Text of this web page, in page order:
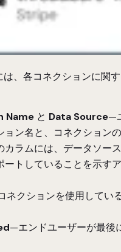
は、各コネクションに関
Name と Data Source—
ョン名と、コネクション
カラムには、データソー
ートしていることを示す
ネクションを使用してい
—エンドユーザーが最後